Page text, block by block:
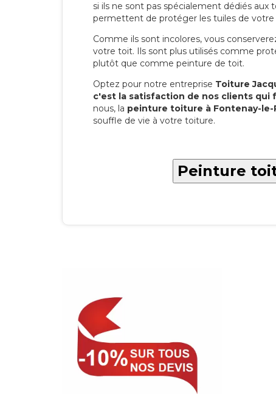
si ils ne sont pas spécialement dédiés aux
permettent de protéger les tuiles de votre
Comme ils sont incolores, vous
votre toit. Ils sont plus utilisés comme
plutôt que comme peinture de toit.
Optez pour notre entreprise Toiture
c'est la satisfaction de nos clients qui
nous, la peinture toiture à Fontenay-le-
souffle de vie à votre toiture.
Peinture